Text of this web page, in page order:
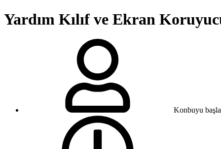
Yardım Kılıf ve Ekran
Konbuyu